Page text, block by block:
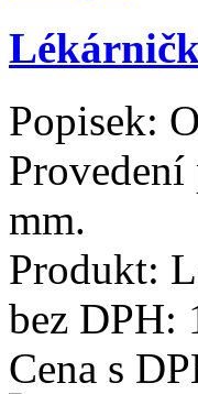
Popisek:
mm.
Produkt:
bez DPH:
Cena s